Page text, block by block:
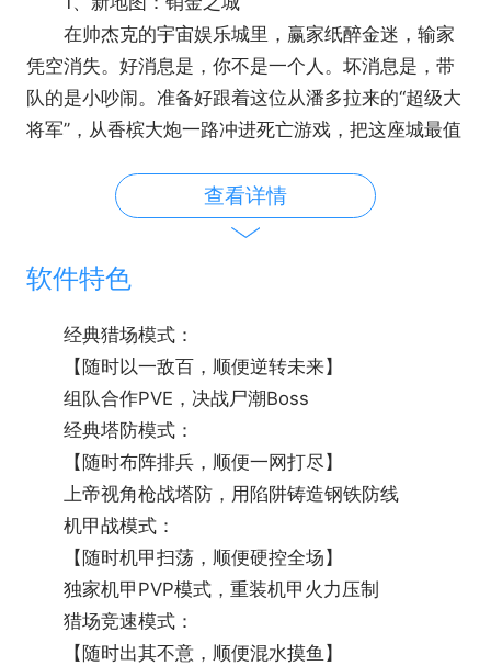
在帅杰克的宇宙娱乐城里，赢家纸醉金迷，输家
凭空消失。好消息是，你不是一个人。坏消息是，带
队的是小吵闹。准备好跟着这位从潘多拉来的“超级大
将军”，从香槟大炮一路冲进死亡游戏，把这座城最值
2、销金之城掉落详情
●专属近战：稳赢之手
武器品级：传说
被动技能：提升物理伤害能力，提升暴击伤害。
查看详情
软件特色
经典猎场模式：
【随时以一敌百，顺便逆转未来】
组队合作PVE，决战尸潮Boss
经典塔防模式：
【随时布阵排兵，顺便一网打尽】
上帝视角枪战塔防，用陷阱铸造钢铁防线
机甲战模式：
【随时机甲扫荡，顺便硬控全场】
独家机甲PVP模式，重装机甲火力压制
猎场竞速模式：
【随时出其不意，顺便混水摸鱼】